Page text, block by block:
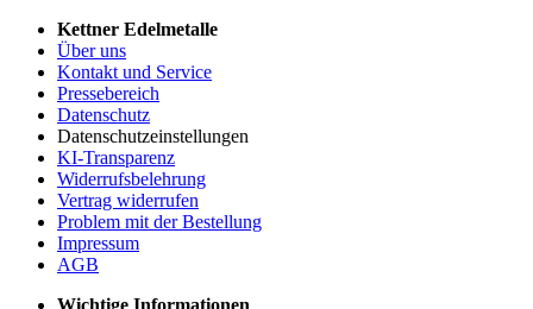
Kettner Edelmetalle
Über uns
Kontakt und Service
Pressebereich
Datenschutz
Datenschutzeinstellungen
KI-Transparenz
Widerrufsbelehrung
Vertrag widerrufen
Problem mit der Bestellung
Impressum
AGB
Wichtige Informationen